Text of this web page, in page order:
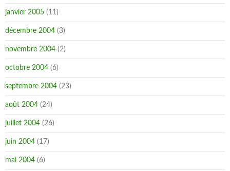
janvier 2005 (11)
décembre 2004 (3)
novembre 2004 (2)
octobre 2004 (6)
septembre 2004 (23)
août 2004 (24)
juillet 2004 (26)
juin 2004 (17)
mai 2004 (6)